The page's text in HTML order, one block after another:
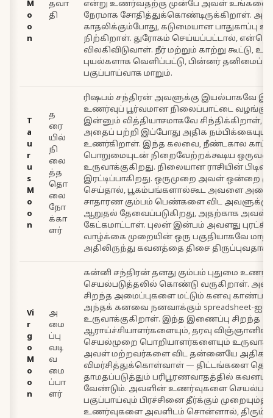
M
o
o
n
தவா
தி
என்று உணர்வதற்கு முன்பே அவள்
நேரமாக சோதித்துக்கொண்டிருக்கிறாள்.
காதலிக்கும்போது, கடுமையான பாதுகாப்பு
நிற்கிறாள். துரோகம் செய்யப்பட்டால்,
விலகிவிடுவாள். நீர் மற்றும் காற்று கூட்டு,
புயல்களாக வெளிப்பட்டு, பின்னர்
பகுப்பாய்வாக மாறும்.
T
a
u
r
u
s
M
o
o
n
த
ரை
யில்
நி
லை
த்த
தொ
லை
நோ
க்கா
ளர்
ரிஷபம் சந்திரன் அவளுக்கு இயல்பாகவே
உணர்வுப் பூர்வமான நிலைப்பாட்டை
இன்னும் வித்தியாசமாகவே சிந்திக்கிறாள்,
அதைப் பற்றி இப்போது அதிக
உணர்கிறாள். இந்த கலவை, நீண்டகால
பொறுமையுடன் நிறைவேற்றக்கூடிய
உருவாக்குகிறது. நிலையான ராசியின்
இரட்டிப்பாகிறது. ஒருமுறை அவள் ஒன்றை
செய்தால், பூகம்பங்களால்கூட அவளை அசைக்க
சாதாரண கும்பம் பெண்களை விட அவளுக்கு
ஆறுதல் தேவைப்படுகிறது, அதற்காக அவள்
கேட்கமாட்டாள். புலன் இன்பம் அவளது
வாழ்க்கை முறையின் ஒரு பகுதியாகவே
அதிலிருந்து கவனத்தை திசை
Vi
r
g
o
M
o
o
n
அ
மை
ப்பு
வடி
வ
மை
ப்பா
ளர்
கன்னி சந்திரன் தனது கும்பம் புதுமை
செயல்படுத்தலில் கொண்டு வருகிறாள்.
சிறந்த அமைப்புகளை மட்டும் கனவு
அந்தக் கனவை நனவாக்கும் spreadsheet-
உருவாக்குகிறாள். இந்த இணைப்பு சிறந்த
ஆராய்ச்சியாளர்களையும், தரவு
செயல்முறை பொறியாளர்களையும்
அவள் மற்றவர்களை விட தன்னையே
விமர்சித்துக்கொள்வாள் — திட்டங்களை
தாமதப்படுத்தும் பரிபூரணவாதத்தில்
வேண்டும். அவளின் உணர்வுகளை
பகுப்பாய்வும் பிரச்சினை தீர்க்கும்
உணர்வுகளை அவளிடம் சொன்னால், திரும்பப்